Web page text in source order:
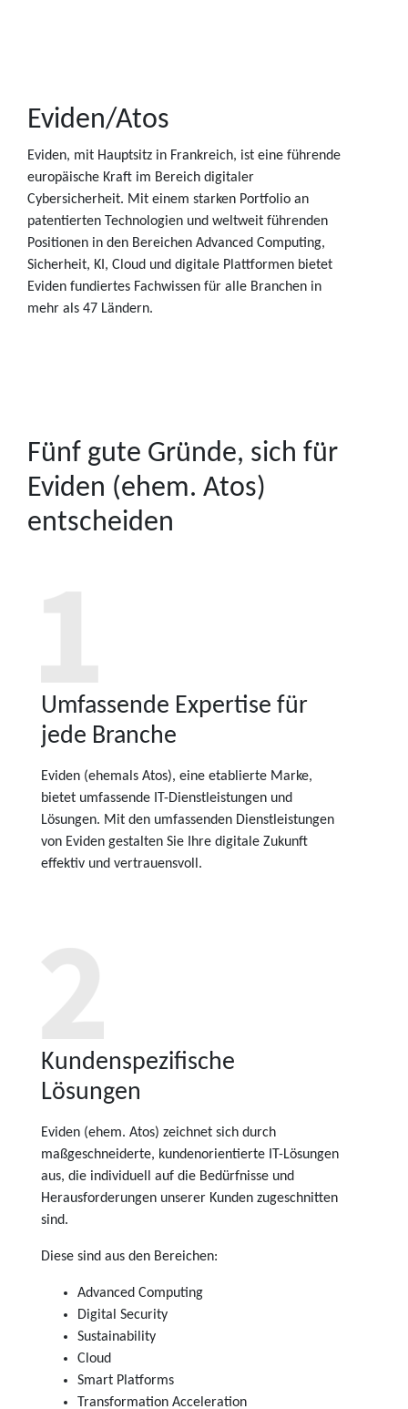
Eviden/Atos
Eviden, mit Hauptsitz in Frankreich, ist eine führende
europäische Kraft im Bereich digitaler
Cybersicherheit. Mit einem starken Portfolio an
patentierten Technologien und weltweit führenden
Positionen in den Bereichen Advanced Computing,
Sicherheit, KI, Cloud und digitale Plattformen bietet
Eviden fundiertes Fachwissen für alle Branchen in
mehr als 47 Ländern.
Fünf gute Gründe, sich für
Eviden (ehem. Atos)
entscheiden
Umfassende Expertise für
jede Branche
Eviden (ehemals Atos), eine etablierte Marke,
bietet umfassende IT-Dienstleistungen und
Lösungen. Mit den umfassenden Dienstleistungen
von Eviden gestalten Sie Ihre digitale Zukunft
effektiv und vertrauensvoll.
Kundenspezifische
Lösungen
Eviden (ehem. Atos) zeichnet sich durch
maßgeschneiderte, kundenorientierte IT-Lösungen
aus, die individuell auf die Bedürfnisse und
Herausforderungen unserer Kunden zugeschnitten
sind.
Diese sind aus den Bereichen:
Advanced Computing
Digital Security
Sustainability
Cloud
Smart Platforms
Transformation Acceleration